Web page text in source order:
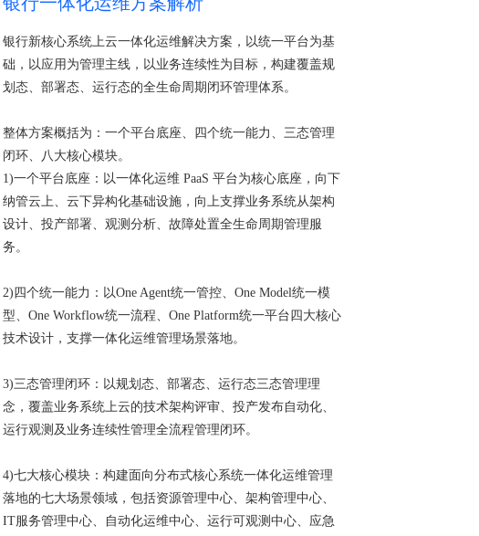
银行新核心系统上云一体化运维解决方案，以统一平台为基
础，以应用为管理主线，以业务连续性为目标，构建覆盖规
划态、部署态、运行态的全生命周期闭环管理体系。
整体方案概括为：一个平台底座、四个统一能力、三态管理
闭环、八大核心模块。
1)一个平台底座：以一体化运维 PaaS 平台为核心底座，向下
纳管云上、云下异构化基础设施，向上支撑业务系统从架构
设计、投产部署、观测分析、故障处置全生命周期管理服
务。
2)四个统一能力：以One Agent统一管控、One Model统一模
型、One Workflow统一流程、One Platform统一平台四大核心
技术设计，支撑一体化运维管理场景落地。
3)三态管理闭环：以规划态、部署态、运行态三态管理理
念，覆盖业务系统上云的技术架构评审、投产发布自动化、
运行观测及业务连续性管理全流程管理闭环。
4)七大核心模块：构建面向分布式核心系统一体化运维管理
落地的七大场景领域，包括资源管理中心、架构管理中心、
IT服务管理中心、自动化运维中心、运行可观测中心、应急